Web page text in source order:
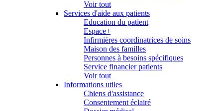
Voir tout
Services d'aide aux patients
Education du patient
Espace+
Infirmières coordinatrices de soins
Maison des familles
Personnes à besoins spécifiques
Service financier patients
Voir tout
Informations utiles
Chiens d'assistance
Consentement éclairé